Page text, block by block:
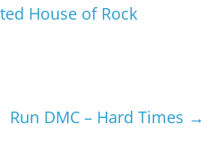
House of Rock
Run DMC – Hard Times →